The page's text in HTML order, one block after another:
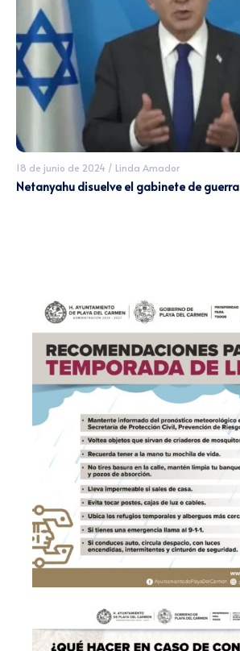
18 de junio de 2024 / Linda Amador
Netanyahu disuelve el gabinete de guerra